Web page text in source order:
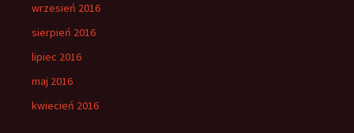
wrzesień 2016
sierpień 2016
lipiec 2016
maj 2016
kwiecień 2016